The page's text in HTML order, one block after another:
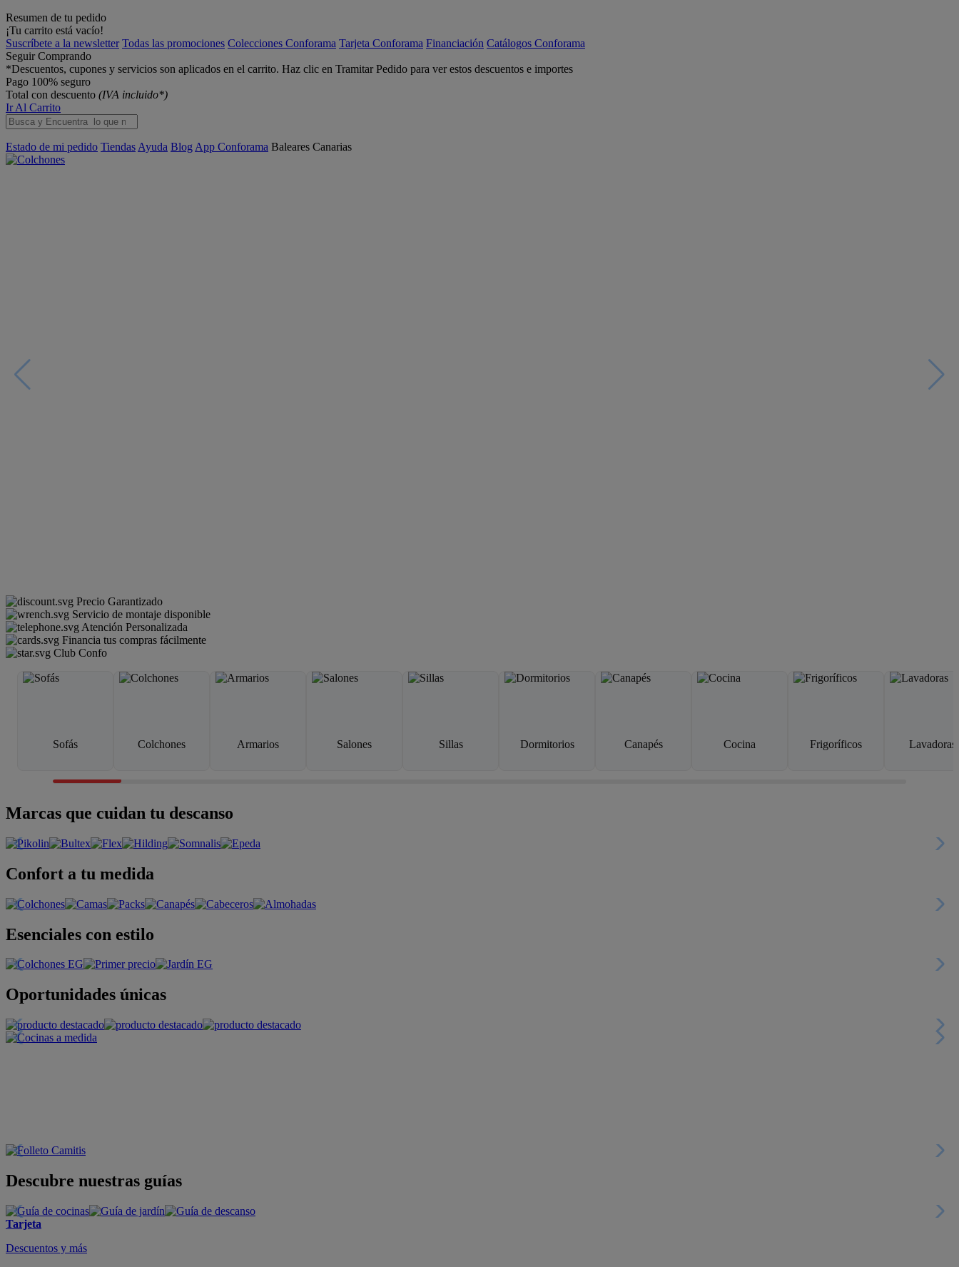
Resumen de tu pedido
¡Tu carrito está vacío!
Suscríbete a la newsletter Todas las promociones Colecciones Conforama Tarjeta Conforama Financiación Catálogos Conforama
Seguir Comprando
*Descuentos, cupones y servicios son aplicados en el carrito. Haz clic en Tramitar Pedido para ver estos descuentos e importes
Pago 100% seguro
Total con descuento (IVA incluido*)
Ir Al Carrito
Estado de mi pedido Tiendas Ayuda Blog App Conforama Baleares Canarias
Precio Garantizado
Servicio de montaje disponible
Atención Personalizada
Financia tus compras fácilmente
Club Confo
Sofás Colchones Armarios Salones Sillas Dormitorios Canapés Cocina Frigoríficos Lavadoras
Marcas que cuidan tu descanso
Confort a tu medida
Esenciales con estilo
Oportunidades únicas
Descubre nuestras guías
Tarjeta
Descuentos y más